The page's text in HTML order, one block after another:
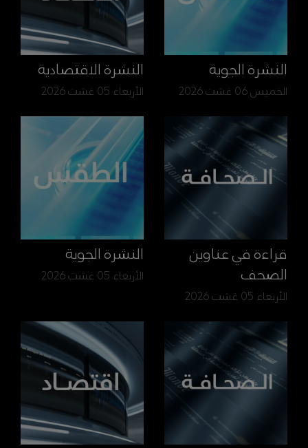
النشرة الجوية
الخميس 06 غشت 2026
النشرة الاقتصادية
الأربعاء 05 غشت 2026
قراءة في عناوين
الصحف
الأربعاء 05 غشت 2026
النشرة الجوية
الأربعاء 05 غشت 2026